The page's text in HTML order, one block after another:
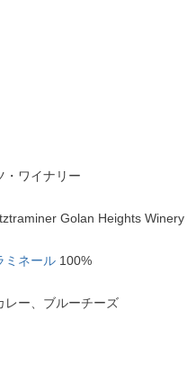
・ワイナリー
Golan Heights Winery
ミネール 100%
レー、ブルーチーズ